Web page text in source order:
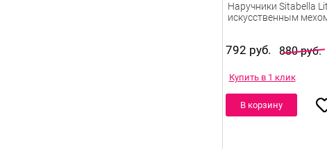
792 руб. 880 руб.
Купить в 1 клик
В корзину